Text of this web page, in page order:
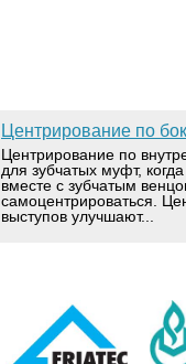
Центрирование по
Центрирование по
для зубчатых муфт,
вместе с зубчатым
самоцентрироваться.
выступов улучшают...